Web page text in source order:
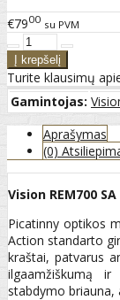
€7900 su PVM
Turite klausimų
Gamintojas:
Aprašymas
(0)
Vision REM700
Picatinny optikos
Action standarto
kraštai, patvarus
ilgaamžiškumą
stabdymo briauna,